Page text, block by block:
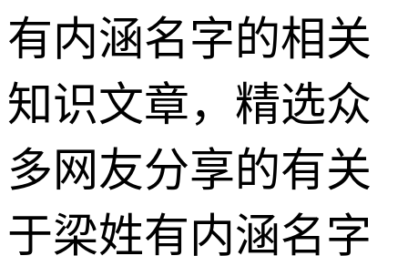
有内涵名字的相关
知识文章，精选众
多网友分享的有关
于梁姓有内涵名字